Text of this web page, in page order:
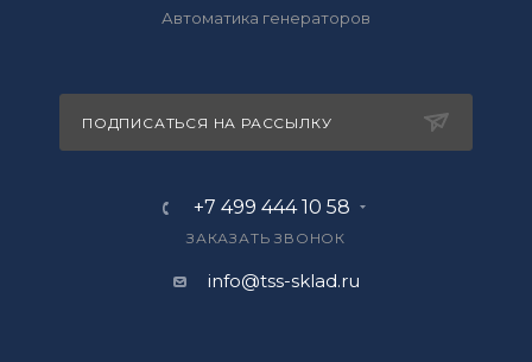
Автоматика генераторов
ПОДПИСАТЬСЯ НА РАССЫЛКУ
+7 499 444 10 58
ЗАКАЗАТЬ ЗВОНОК
info@tss-sklad.ru